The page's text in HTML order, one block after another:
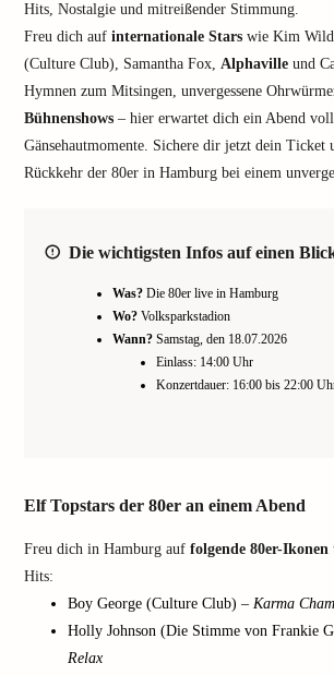
Hits, Nostalgie und mitreißender Stimmung.
Freu dich auf internationale Stars wie Kim
(Culture Club), Samantha Fox, Alphaville und
Hymnen zum Mitsingen, unvergessene
Bühnenshows – hier erwartet dich ein Abend
Gänsehautmomente. Sichere dir jetzt dein Ticket
Rückkehr der 80er in Hamburg bei einem
Die wichtigsten Infos auf einen
Was? Die 80er live in Hamburg
Wo? Volksparkstadion
Wann? Samstag, den 18.07.2026
Einlass: 14:00 Uhr
Konzertdauer: 16:00 bis 22:00
Elf Topstars der 80er an einem Abend
Freu dich in Hamburg auf folgende 80er-Ikonen
Hits:
Boy George (Culture Club) – Karma
Holly Johnson (Die Stimme von Frankie
Relax